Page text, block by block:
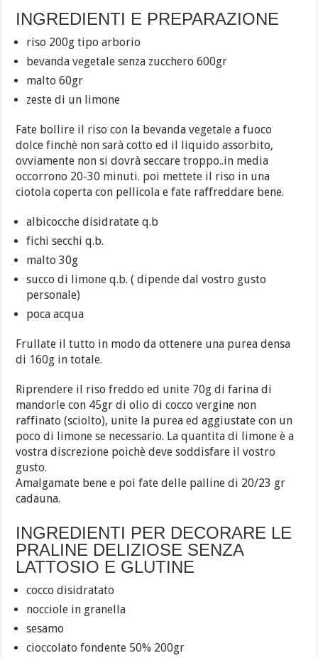
INGREDIENTI E PREPARAZIONE
riso 200g tipo arborio
bevanda vegetale senza zucchero 600gr
malto 60gr
zeste di un limone
Fate bollire il riso con la bevanda vegetale a fuoco
dolce finchè non sarà cotto ed il liquido assorbito,
ovviamente non si dovrà seccare troppo..in media
occorrono 20-30 minuti. poi mettete il riso in una
ciotola coperta con pellicola e fate raffreddare bene.
albicocche disidratate q.b
fichi secchi q.b.
malto 30g
succo di limone q.b. ( dipende dal vostro gusto
personale)
poca acqua
Frullate il tutto in modo da ottenere una purea densa
di 160g in totale.
Riprendere il riso freddo ed unite 70g di farina di
mandorle con 45gr di olio di cocco vergine non
raffinato (sciolto), unite la purea ed aggiustate con un
poco di limone se necessario. La quantita di limone è a
vostra discrezione poichè deve soddisfare il vostro
gusto.
Amalgamate bene e poi fate delle palline di 20/23 gr
cadauna.
INGREDIENTI PER DECORARE LE
PRALINE DELIZIOSE SENZA
LATTOSIO E GLUTINE
cocco disidratato
nocciole in granella
sesamo
cioccolato fondente 50% 200gr